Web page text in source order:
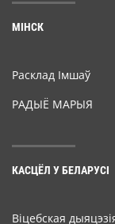
МІНСК
Расклад Імшаў
РАДЫЁ МАРЫЯ
КАСЦЁЛ У БЕЛАРУСІ
Віцебская